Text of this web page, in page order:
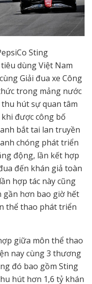
Sting
dùng Việt Nam
Giải đua xe Công
trong mảng nước
hút sự quan tâm
được công bố
bắt tai lan truyền
chóng phát triển
động, lần kết hợp
đến khán giả toàn
hợp tác này cũng
gần hơn bao giờ hết
thể thao phát triển
giữa môn thể thao
nay cùng 3 thương
đó bao gồm Sting
hút hơn 1,6 tỷ khán